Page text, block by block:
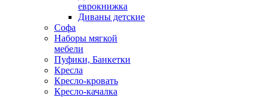
еврокнижка
Диваны детские
Софа
Наборы мягкой
мебели
Пуфики, Банкетки
Кресла
Кресло-кровать
Кресло-качалка